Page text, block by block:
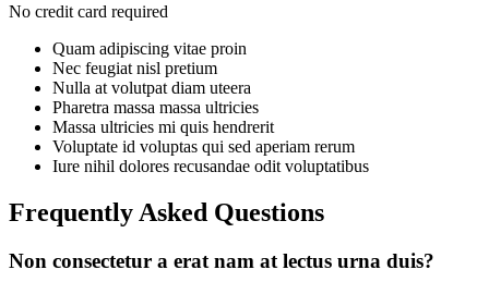
No credit card required
Quam adipiscing vitae proin
Nec feugiat nisl pretium
Nulla at volutpat diam uteera
Pharetra massa massa ultricies
Massa ultricies mi quis hendrerit
Voluptate id voluptas qui sed aperiam rerum
Iure nihil dolores recusandae odit voluptatibus
Frequently Asked Questions
Non consectetur a erat nam at lectus urna duis?